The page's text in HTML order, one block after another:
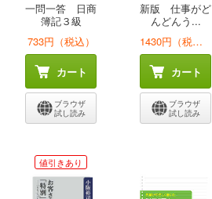
一問一答 日商
簿記３級
733円（税込）
カート
ブラウザ
試し読み
新版 仕事がど
んどんう...
1430円（税込）
カート
ブラウザ
試し読み
値引きあり